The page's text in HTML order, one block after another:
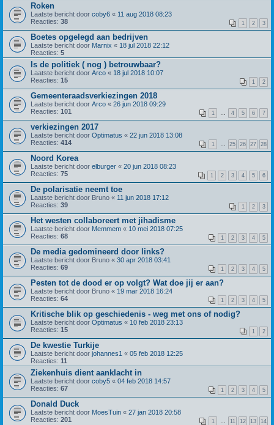
Roken
Laatste bericht door coby6 « 11 aug 2018 08:23
Reacties: 38 1 2 3
Boetes opgelegd aan bedrijven
Laatste bericht door Marnix « 18 jul 2018 22:12
Reacties: 5
Is de politiek ( nog ) betrouwbaar?
Laatste bericht door Arco « 18 jul 2018 10:07
Reacties: 15 1 2
Gemeenteraadsverkiezingen 2018
Laatste bericht door Arco « 26 jun 2018 09:29
Reacties: 101 1 4 5 6 7
verkiezingen 2017
Laatste bericht door Optimatus « 22 jun 2018 13:08
Reacties: 414 1 25 26 27 28
Noord Korea
Laatste bericht door elburger « 20 jun 2018 08:23
Reacties: 75 1 2 3 4 5 6
De polarisatie neemt toe
Laatste bericht door Bruno « 11 jun 2018 17:12
Reacties: 39 1 2 3
Het westen collaboreert met jihadisme
Laatste bericht door Memmem « 10 mei 2018 07:25
Reacties: 68 1 2 3 4 5
De media gedomineerd door links?
Laatste bericht door Bruno « 30 apr 2018 03:41
Reacties: 69 1 2 3 4 5
Pesten tot de dood er op volgt? Wat doe jij er aan?
Laatste bericht door Bruno « 19 mar 2018 16:24
Reacties: 64 1 2 3 4 5
Kritische blik op geschiedenis - weg met ons of nodig?
Laatste bericht door Optimatus « 10 feb 2018 23:13
Reacties: 15 1 2
De kwestie Turkije
Laatste bericht door johannes1 « 05 feb 2018 12:25
Reacties: 11
Ziekenhuis dient aanklacht in
Laatste bericht door coby5 « 04 feb 2018 14:57
Reacties: 67 1 2 3 4 5
Donald Duck
Laatste bericht door MoesTuin « 27 jan 2018 20:58
Reacties: 201 1 11 12 13 14